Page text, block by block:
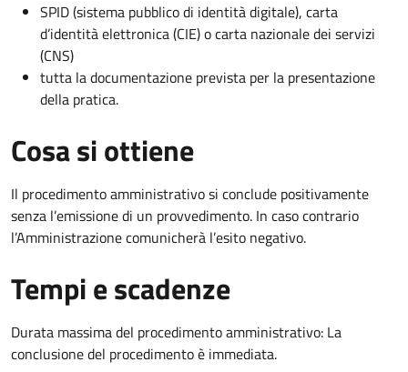
SPID (sistema pubblico di identità digitale), carta
d’identità elettronica (CIE) o carta nazionale dei servizi
(CNS)
tutta la documentazione prevista per la presentazione
della pratica.
Cosa si ottiene
Il procedimento amministrativo si conclude positivamente
senza l’emissione di un provvedimento. In caso contrario
l’Amministrazione comunicherà l’esito negativo.
Tempi e scadenze
Durata massima del procedimento amministrativo: La
conclusione del procedimento è immediata.